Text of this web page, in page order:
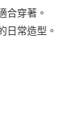
合穿著。
日常造型。